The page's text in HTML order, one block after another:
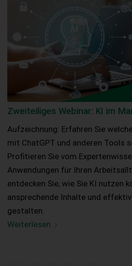
Zweiteiliges Webinar: KI im
Aufzeichnung: Erfahren Sie
mit ChatGPT und anderen Tools
Profitieren Sie vom
Anwendungen für Ihren
entdecken Sie, wie Sie KI nutzen
ansprechende Inhalte und
gestalten.
Weiterlesen